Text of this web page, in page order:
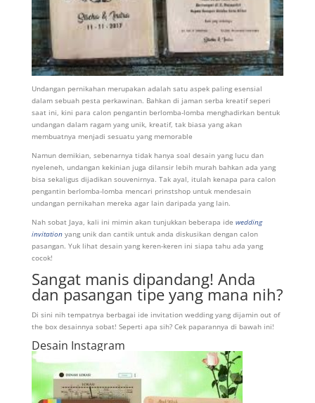
Undangan pernikahan merupakan adalah satu aspek paling esensial
dalam sebuah pesta perkawinan. Bahkan di jaman serba kreatif seperi
saat ini, kini para calon pengantin berlomba-lomba menghadirkan bentuk
undangan dalam ragam yang unik, kreatif, tak biasa yang akan
membuatnya menjadi sesuatu yang memorable
Namun demikian, sebenarnya tidak hanya soal desain yang lucu dan
nyeleneh, undangan kekinian juga dilansir lebih murah bahkan ada yang
bisa sekaligus dijadikan souvenirnya. Tak ayal, itulah kenapa para calon
pengantin berlomba-lomba mencari prinstshop untuk mendesain
undangan pernikahan mereka agar lain daripada yang lain.
Nah sobat Jaya, kali ini mimin akan tunjukkan beberapa ide wedding
invitationyang unik dan cantik untuk anda diskusikan dengan calon
pasangan. Yuk lihat desain yang keren-keren ini siapa tahu ada yang
cocok!
Sangat manis dipandang! Anda
dan pasangan tipe yang mana nih?
Di sini nih tempatnya berbagai ide invitation wedding yang dijamin out of
the box desainnya sobat! Seperti apa sih? Cek paparannya di bawah ini!
Desain Instagram